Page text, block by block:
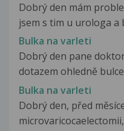
Dobrý den mám
jsem s tim u urologa a
Bulka na varleti
Dobrý den pane
dotazem ohledně
Bulka na varleti
Dobrý den, před